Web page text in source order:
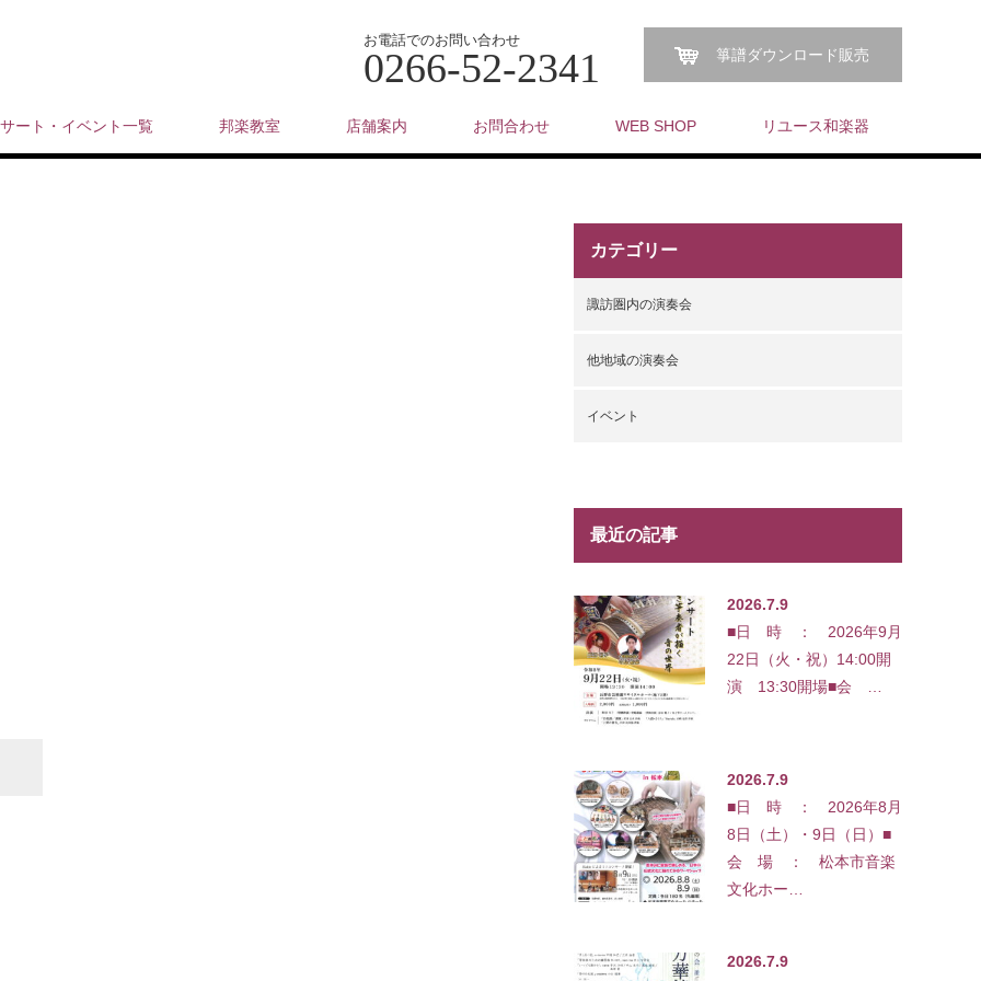
お電話でのお問い合わせ
0266-52-2341 箏譜ダウンロード販売
ート・イベント一覧 邦楽教室 店舗案内 お問合わせ WEB SHOP リユース和楽器
カテゴリー
諏訪圏内の演奏会
他地域の演奏会
イベント
最近の記事
2026.7.9
■日 時 ： 2026年9月
22日（火・祝）14:00開
演 13:30開場■会 …
2026.7.9
■日 時 ： 2026年8月
8日（土）・9日（日）■
会 場 ： 松本市音楽
文化ホー…
2026.7.9